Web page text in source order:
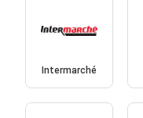
Intermarché